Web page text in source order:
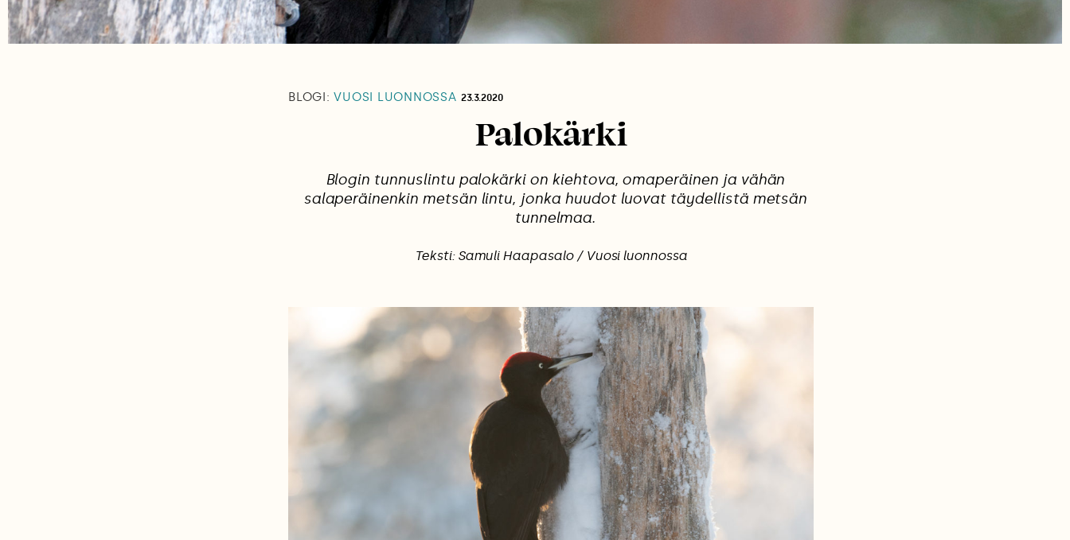
BLOGI: VUOSI LUONNOSSA 23.3.2020
Palokärki
Blogin tunnuslintu palokärki on kiehtova, omaperäinen ja vähän
salaperäinenkin metsän lintu, jonka huudot luovat täydellistä metsän
tunnelmaa.
Teksti: Samuli Haapasalo / Vuosi luonnossa